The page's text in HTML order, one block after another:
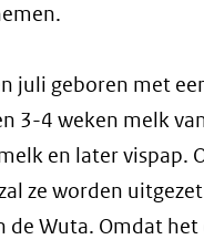
juli geboren met
3-4 weken melk
en later vispap.
ze worden
Wuta. Omdat